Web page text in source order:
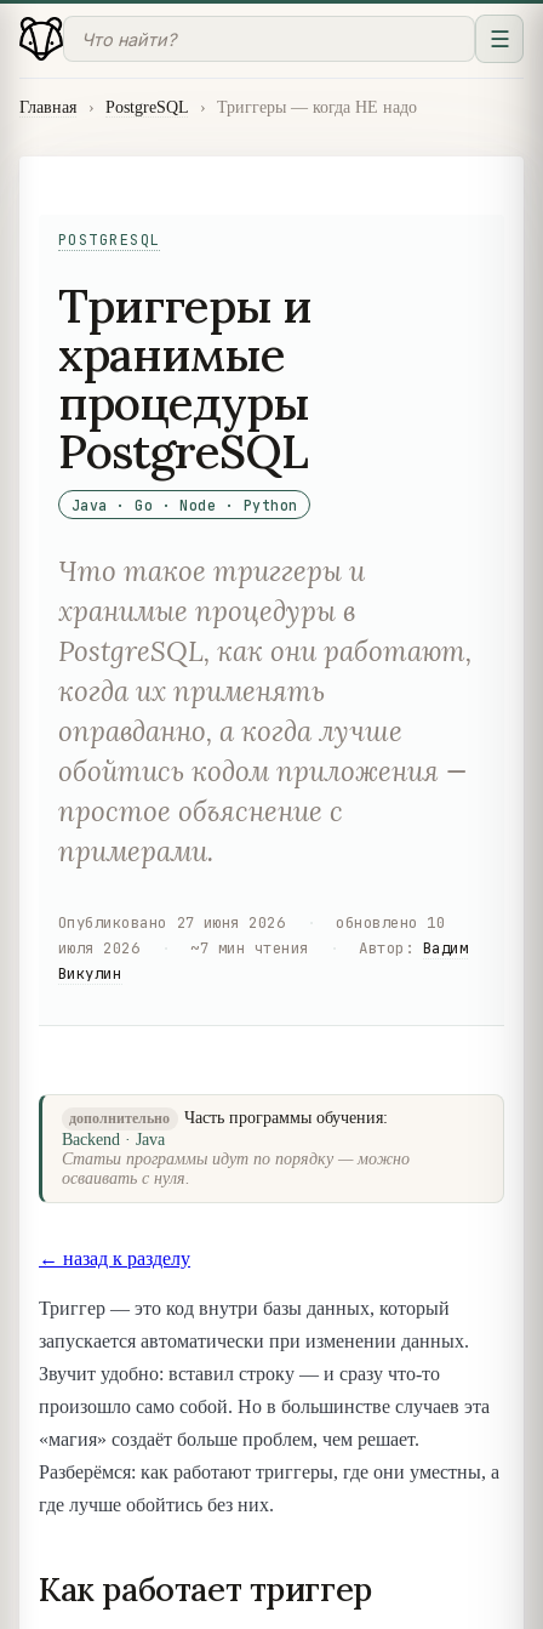
☰
Главная › PostgreSQL › Триггеры — когда НЕ надо
POSTGRESQL
Триггеры и
хранимые
процедуры
PostgreSQL
Java · Go · Node · Python
Что такое триггеры и
хранимые процедуры в
PostgreSQL, как они работают,
когда их применять
оправданно, а когда лучше
обойтись кодом приложения —
простое объяснение с
примерами.
Опубликовано 27 июня 2026 обновлено 10
июля 2026
~7 мин чтения Автор : Вадим
Викулин
дополнительно
Часть программы обучения:
Backend · Java
Статьи программы идут по порядку — можно
осваивать с нуля.
← назад к разделу
Триггер — это код внутри базы данных, который
запускается автоматически при изменении данных.
Звучит удобно: вставил строку — и сразу что-то
произошло само собой. Но в большинстве случаев эта
«магия» создаёт больше проблем, чем решает.
Разберёмся: как работают триггеры, где они уместны, а
где лучше обойтись без них.
Как работает триггер